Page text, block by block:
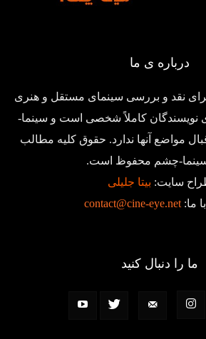
درباره ی ما
نقد و بررسی سینمای مستقل و هنری
کاملاً شخصی است و سینما-
مواضع آنها ندارد. حقوق کلیه مطالب
سینما-چشم محفوظ است.
سایت: بیتا جلیلی
ما:contact@cine-eye.net
ما را دنبال کنید